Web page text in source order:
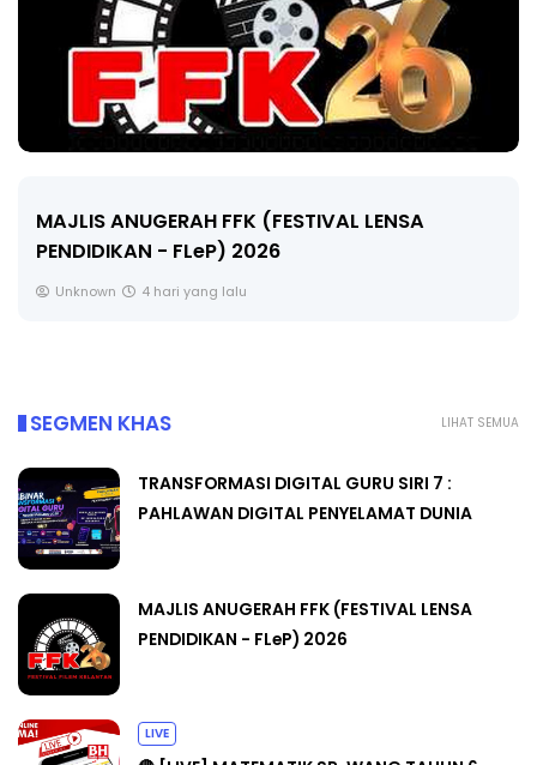
MAJLIS ANUGERAH FFK (FESTIVAL LENSA
PENDIDIKAN - FLeP) 2026
Unknown 4 hari yang lalu
LIHAT SEMUA
SEGMEN KHAS
TRANSFORMASI DIGITAL GURU SIRI 7 :
PAHLAWAN DIGITAL PENYELAMAT DUNIA
MAJLIS ANUGERAH FFK (FESTIVAL LENSA
PENDIDIKAN - FLeP) 2026
LIVE